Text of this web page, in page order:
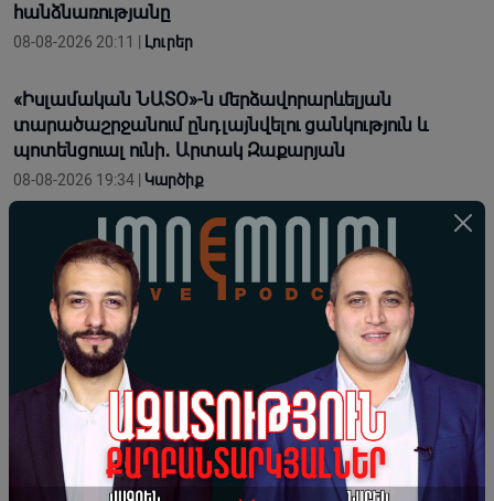
հանձնառությանը
08-08-2026 20:11 | Լուրեր
«Իսլամական ՆԱՏՕ»-ն մերձավորարևելյան
տարածաշրջանում ընդլայնվելու ցանկություն և
պոտենցուալ ունի․ Արտակ Զաքարյան
08-08-2026 19:34 | Կարծիք
ԱՄՆ-ի թիրախում Չինաստանի տնտեսությունն է․
ինչու՞ Չինաստանը թույլ չի տա, որ Իրանի պարտվի
08-08-2026 18:00 | Տեսանյութեր
Նորագույն զինատեսակներն են որոշում
ժամանակակից պետությունների հաղթելը կամ
պարտվելը
08-08-2026 16:55 |Տեսանյութեր
«Պիտի պահենք ու պահպանենք Էջմիածինը»․